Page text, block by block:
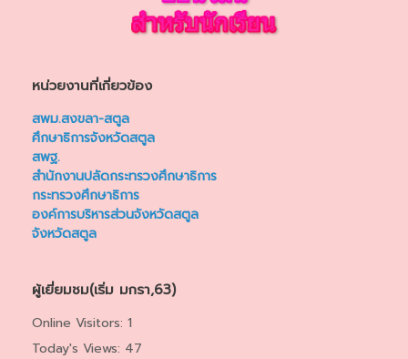
หน่วยงานที่เกี่ยวข้อง
สพม.สงขลา-สตูล
ศึกษาธิการจังหวัดสตูล
สพฐ.
สำนักงานปลัดกระทรวงศึกษาธิการ
กระทรวงศึกษาธิการ
องค์การบริหารส่วนจังหวัดสตูล
จังหวัดสตูล
ผู้เยี่ยมชม(เริ่ม มกรา,63)
Online Visitors: 1
Today's Views: 47